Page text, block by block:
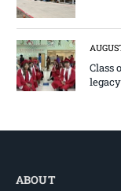
Class
legacy
ABOUT